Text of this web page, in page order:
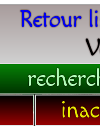
Retour